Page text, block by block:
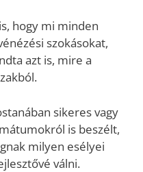
hogy mi minden
szokásokat,
azt is, mire a
sikeres vagy
is beszélt,
milyen esélyei
válni.